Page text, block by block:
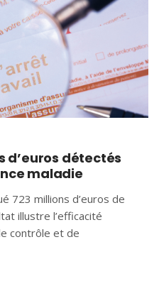
d’euros détectés
maladie
723 millions d’euros de
illustre l’efficacité
contrôle et de